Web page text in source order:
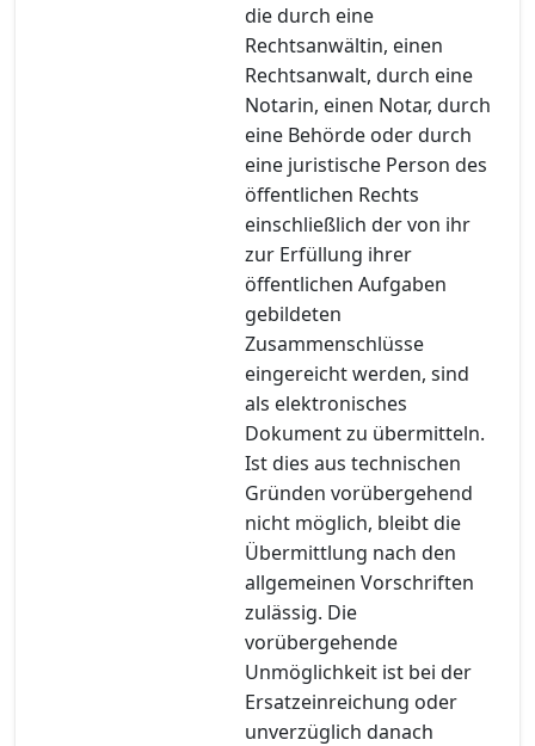
die durch eine
Rechtsanwältin, einen
Rechtsanwalt, durch eine
Notarin, einen Notar, durch
eine Behörde oder durch
eine juristische Person des
öffentlichen Rechts
einschließlich der von ihr
zur Erfüllung ihrer
öffentlichen Aufgaben
gebildeten
Zusammenschlüsse
eingereicht werden, sind
als elektronisches
Dokument zu übermitteln.
Ist dies aus technischen
Gründen vorübergehend
nicht möglich, bleibt die
Übermittlung nach den
allgemeinen Vorschriften
zulässig. Die
vorübergehende
Unmöglichkeit ist bei der
Ersatzeinreichung oder
unverzüglich danach